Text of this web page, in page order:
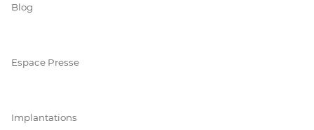
Blog
Espace Presse
Implantations